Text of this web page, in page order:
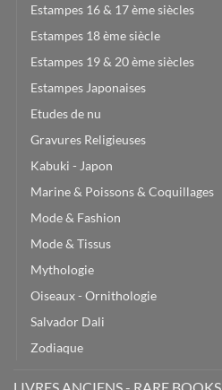
Estampes 16 & 17 ème siècles
Estampes 18 ème siècle
Estampes 19 & 20 ème siècles
Estampes Japonaises
Etudes de nu
Gravures Religieuses
Kabuki - Japon
Marine & Poissons & Coquillages
Mode & Fashion
Mode & Tissus
Mythologie
Oiseaux - Ornithologie
Salvador Dali
Zodiaque